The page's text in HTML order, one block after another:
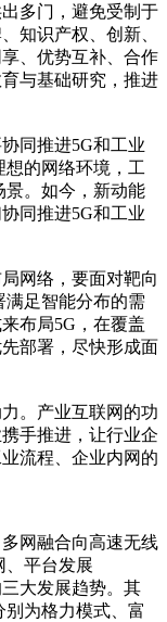
多门，避免受制于
知识产权、创新、
、优势互补、合作
与基础研究，推进
同推进5G和工业
想的网络环境，工
景。如今，新动能
同推进5G和工业
网络，要面对靶向
满足智能分布的需
布局5G，在覆盖
部署，尽快形成面
。产业互联网的功
手推进，让行业企
流程、企业内网的
网融合向高速无线
、平台发展
大发展趋势。其
为格力模式、富